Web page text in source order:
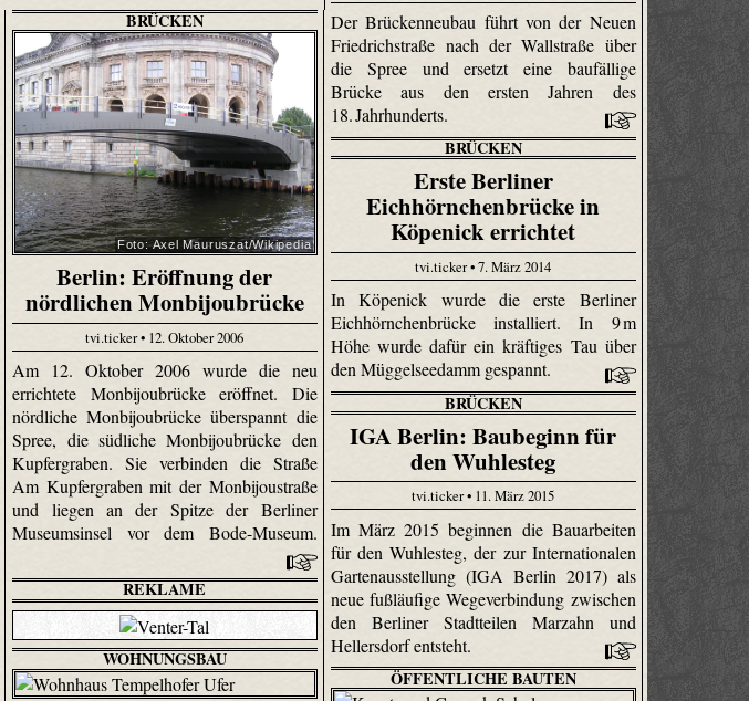
Der Brückenneubau führt von der Neuen
Friedrichstraße nach der Wallstraße über
die Spree und ersetzt eine baufällige
Brücke aus den ersten Jahren des
18. Jahrhunderts.
BRÜCKEN
Foto: Axel Mauruszat/Wikipedia
Berlin: Eröffnung der
nördlichen Monbijoubrücke
tvi.ticker • 12. Oktober 2006
Am 12. Oktober 2006 wurde die neu
errichtete Monbijoubrücke eröffnet. Die
nördliche Monbijoubrücke überspannt die
Spree, die südliche Monbijoubrücke den
Kupfergraben. Sie verbinden die Straße
Am Kupfergraben mit der Monbijoustraße
und liegen an der Spitze der Berliner
Museumsinsel vor dem Bode-Museum.
BRÜCKEN
Erste Berliner
Eichhörnchenbrücke in
Köpenick errichtet
tvi.ticker • 7. März 2014
In Köpenick wurde die erste Berliner
Eichhörnchenbrücke installiert. In 9 m
Höhe wurde dafür ein kräftiges Tau über
den Müggelseedamm gespannt.
BRÜCKEN
IGA Berlin: Baubeginn für
den Wuhlesteg
tvi.ticker • 11. März 2015
Im März 2015 beginnen die Bauarbeiten
für den Wuhlesteg, der zur Internationalen
Gartenausstellung (IGA Berlin 2017) als
neue fußläufige Wegeverbindung zwischen
den Berliner Stadtteilen Marzahn und
Hellersdorf entsteht.
REKLAME
WOHNUNGSBAU
ÖFFENTLICHE BAUTEN